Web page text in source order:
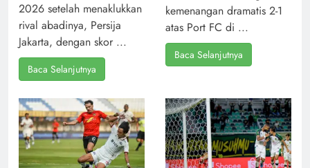
2026 setelah menaklukkan
rival abadinya, Persija
Jakarta, dengan skor ...
Baca Selanjutnya
kemenangan dramatis 2-1
atas Port FC di ...
Baca Selanjutnya